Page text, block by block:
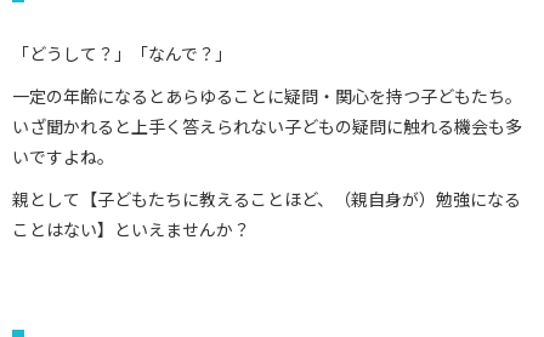
「どうして？」「なんで？」
一定の年齢になるとあらゆることに疑問・関心を持つ子どもたち。
いざ聞かれると上手く答えられない子どもの疑問に触れる機会も多
いですよね。
親として【子どもたちに教えることほど、（親自身が）勉強になる
ことはない】といえませんか？